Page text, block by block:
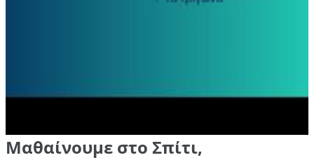
Μαθαίνουμε στο Σπίτι,